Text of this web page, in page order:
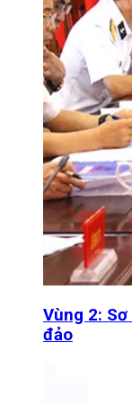
Vùng 2:
đảo